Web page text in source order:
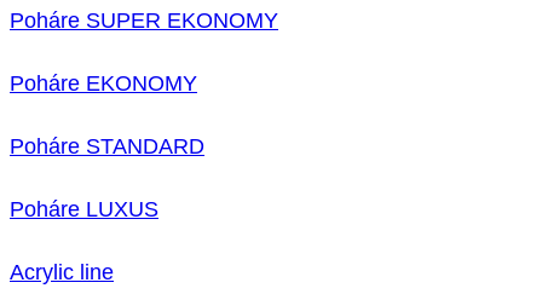
Poháre SUPER EKONOMY
Poháre EKONOMY
Poháre STANDARD
Poháre LUXUS
Acrylic line